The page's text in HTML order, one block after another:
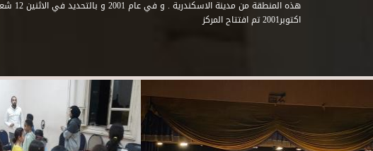
اكتوبر2001 تم افتتاح المركز